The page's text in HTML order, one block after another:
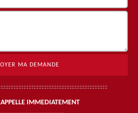
IMMEDIATEMENT